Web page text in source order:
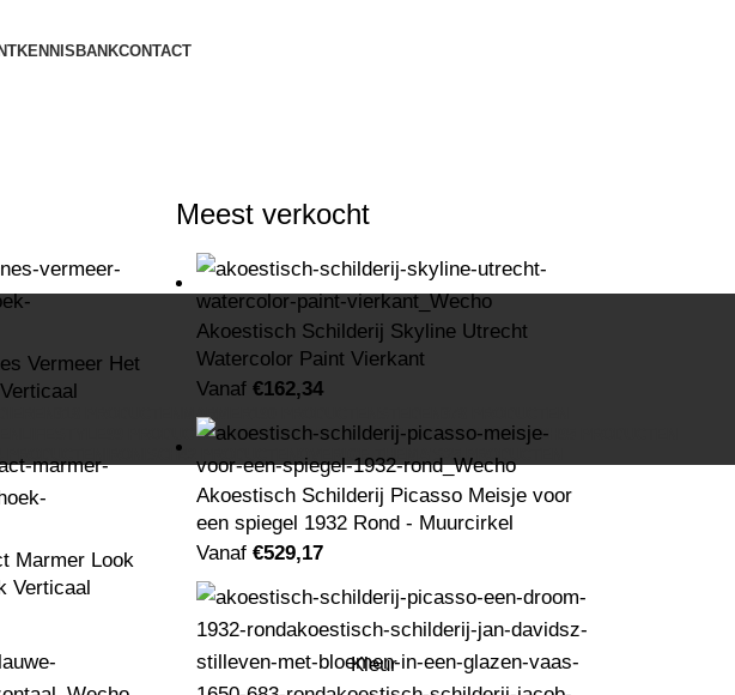
KENNISBANKCONTACT
MARMER
99 PRODUCTENRUIMTEVAART96 PRODUCTENROMANTISCH
PRODUCTEN IRONISCH42 PRODUCTEN OVERIGE THEMA'S 25 PRODUCTEN
Kleur
Vermeer Het
Marmer Look
Verticaal
Meest verkocht
Akoestisch Schilderij Skyline Utrecht
Watercolor Paint Vierkant
Vanaf €162,34
Akoestisch Schilderij Picasso Meisje voor
een spiegel 1932 Rond - Muurcirkel
Vanaf €529,17